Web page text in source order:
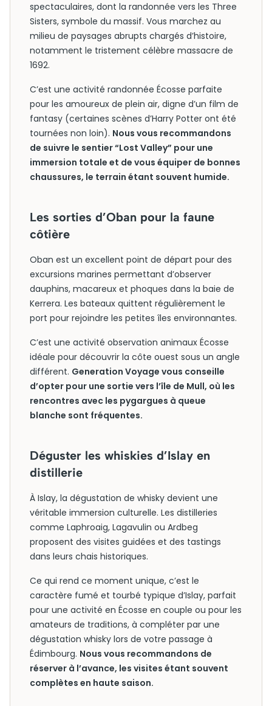
spectaculaires, dont la randonnée vers les Three
Sisters, symbole du massif. Vous marchez au
milieu de paysages abrupts chargés d’histoire,
notamment le tristement célèbre massacre de
1692.
C’est une activité randonnée Écosse parfaite
pour les amoureux de plein air, digne d’un film de
fantasy (certaines scènes d’Harry Potter ont été
tournées non loin). Nous vous recommandons
de suivre le sentier “Lost Valley” pour une
immersion totale et de vous équiper de bonnes
chaussures, le terrain étant souvent humide.
Les sorties d’Oban pour la faune
côtière
Oban est un excellent point de départ pour des
excursions marines permettant d’observer
dauphins, macareux et phoques dans la baie de
Kerrera. Les bateaux quittent régulièrement le
port pour rejoindre les petites îles environnantes.
C’est une activité observation animaux Écosse
idéale pour découvrir la côte ouest sous un angle
différent. Generation Voyage vous conseille
d’opter pour une sortie vers l’île de Mull, où les
rencontres avec les pygargues à queue
blanche sont fréquentes.
Déguster les whiskies d’Islay en
distillerie
À Islay, la dégustation de whisky devient une
véritable immersion culturelle. Les distilleries
comme Laphroaig, Lagavulin ou Ardbeg
proposent des visites guidées et des tastings
dans leurs chais historiques.
Ce qui rend ce moment unique, c’est le
caractère fumé et tourbé typique d’Islay, parfait
pour une activité en Écosse en couple ou pour les
amateurs de traditions, à compléter par une
dégustation whisky lors de votre passage à
Édimbourg. Nous vous recommandons de
réserver à l’avance, les visites étant souvent
complètes en haute saison.